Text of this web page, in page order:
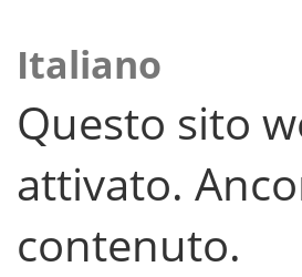
Italiano
Questo sito
attivato.
contenuto.